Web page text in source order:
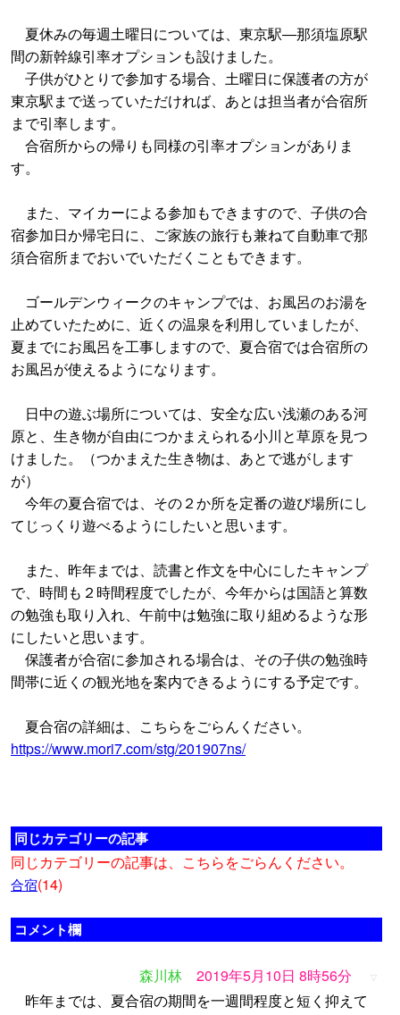
夏休みの毎週土曜日については、東京駅―那須塩原駅
間の新幹線引率オプションも設けました。
子供がひとりで参加する場合、土曜日に保護者の方が
東京駅まで送っていただければ、あとは担当者が合宿所
まで引率します。
合宿所からの帰りも同様の引率オプションがありま
す。
また、マイカーによる参加もできますので、子供の合
宿参加日か帰宅日に、ご家族の旅行も兼ねて自動車で那
須合宿所までおいでいただくこともできます。
ゴールデンウィークのキャンプでは、お風呂のお湯を
止めていたために、近くの温泉を利用していましたが、
夏までにお風呂を工事しますので、夏合宿では合宿所の
お風呂が使えるようになります。
日中の遊ぶ場所については、安全な広い浅瀬のある河
原と、生き物が自由につかまえられる小川と草原を見つ
けました。（つかまえた生き物は、あとで逃がします
が）
今年の夏合宿では、その２か所を定番の遊び場所にし
てじっくり遊べるようにしたいと思います。
また、昨年までは、読書と作文を中心にしたキャンプ
で、時間も２時間程度でしたが、今年からは国語と算数
の勉強も取り入れ、午前中は勉強に取り組めるような形
にしたいと思います。
保護者が合宿に参加される場合は、その子供の勉強時
間帯に近くの観光地を案内できるようにする予定です。
夏合宿の詳細は、こちらをごらんください。
https://www.mori7.com/stg/201907ns/
同じカテゴリーの記事
同じカテゴリーの記事は、こちらをごらんください。
合宿(14)
コメント欄
森川林 2019年5月10日 8時56分 ▽
昨年までは、夏合宿の期間を一週間程度と短く抑えて